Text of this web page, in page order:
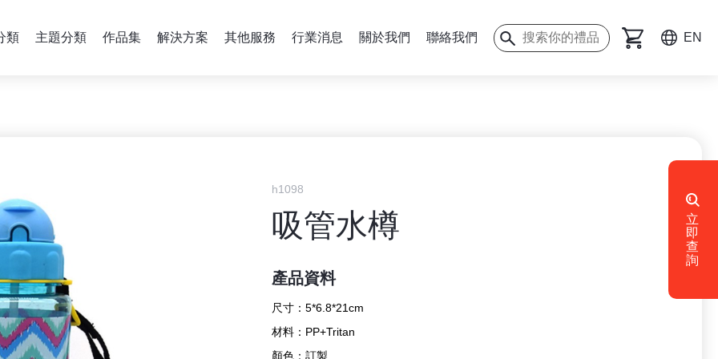
類 主題分類 作品集 解決方案 其他服務 行業消息 關於我們 聯絡我們 EN
h1098
吸管水樽
產品資料
尺寸：5*6.8*21cm
材料： PP+Tritan
顏色：訂製
立
即
查
詢